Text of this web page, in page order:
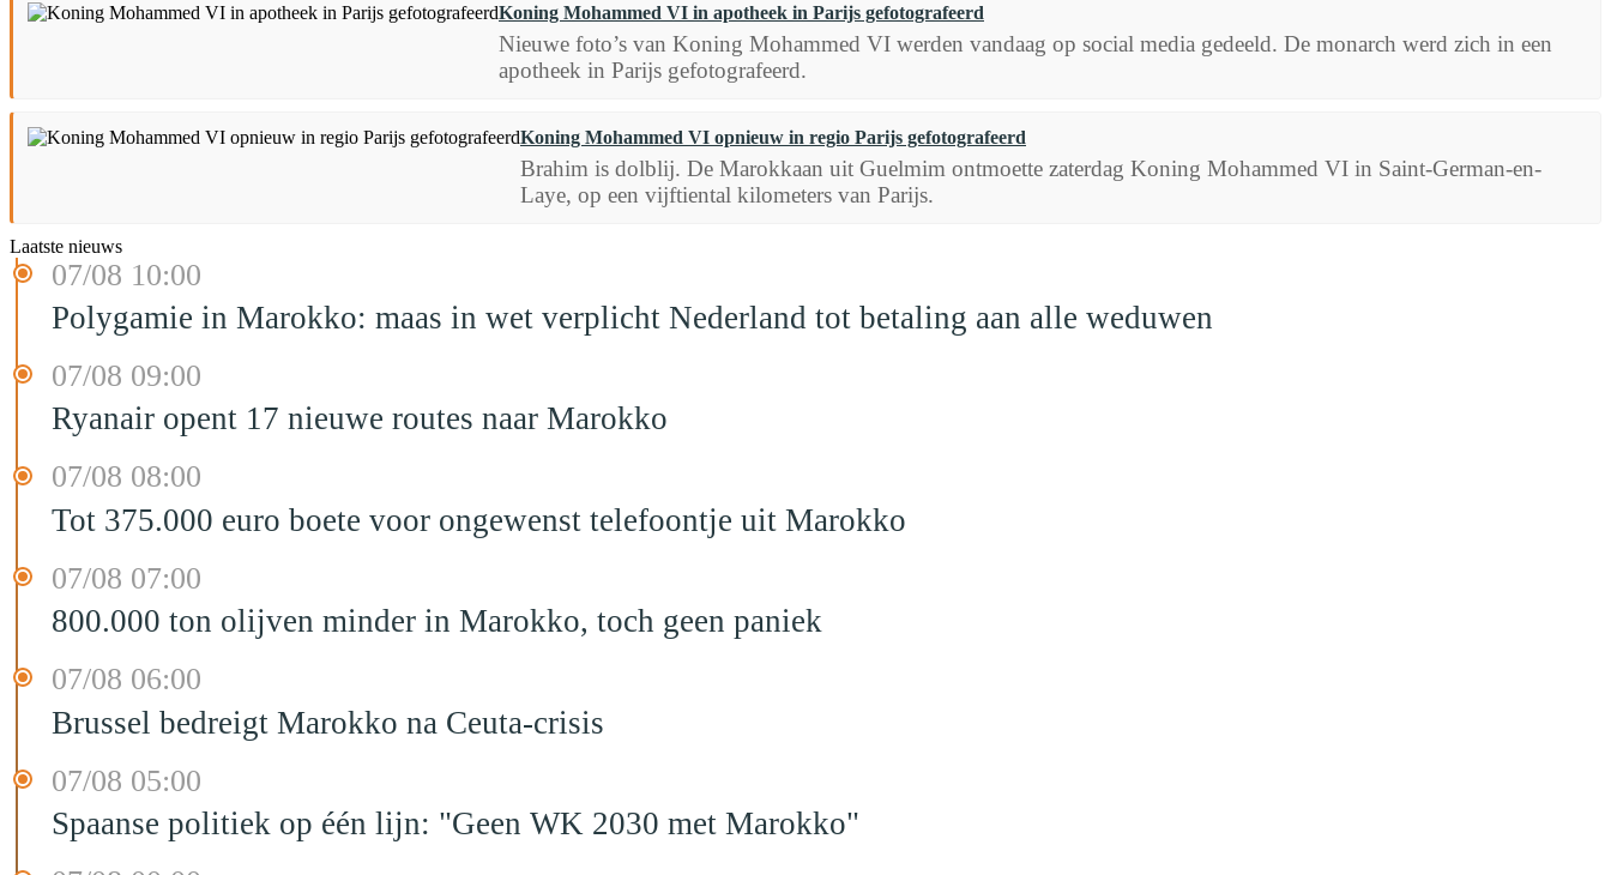
Koning Mohammed VI in apotheek in Parijs gefotografeerd
Nieuwe foto’s van Koning Mohammed VI werden vandaag op social media gedeeld. De monarch werd zich in een
apotheek in Parijs gefotografeerd.
Koning Mohammed VI opnieuw in regio Parijs gefotografeerd
Brahim is dolblij. De Marokkaan uit Guelmim ontmoette zaterdag Koning Mohammed VI in Saint-German-en-
Laye, op een vijftiental kilometers van Parijs.
Laatste nieuws
07/08 10:00
Polygamie in Marokko: maas in wet verplicht Nederland tot betaling aan alle weduwen
07/08 09:00
Ryanair opent 17 nieuwe routes naar Marokko
07/08 08:00
Tot 375.000 euro boete voor ongewenst telefoontje uit Marokko
07/08 07:00
800.000 ton olijven minder in Marokko, toch geen paniek
07/08 06:00
Brussel bedreigt Marokko na Ceuta-crisis
07/08 05:00
Spaanse politiek op één lijn: "Geen WK 2030 met Marokko"